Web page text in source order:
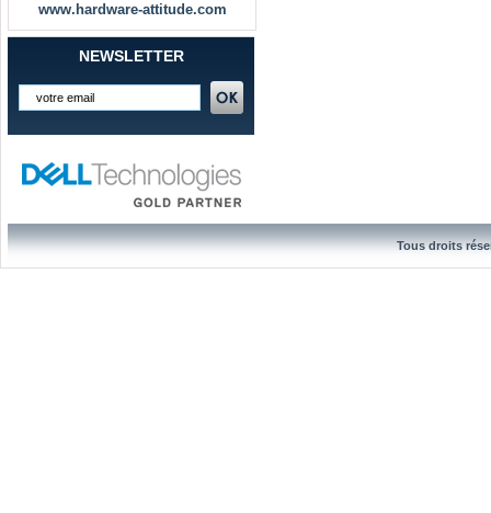
www.hardware-attitude.com
NEWSLETTER
Tous droits